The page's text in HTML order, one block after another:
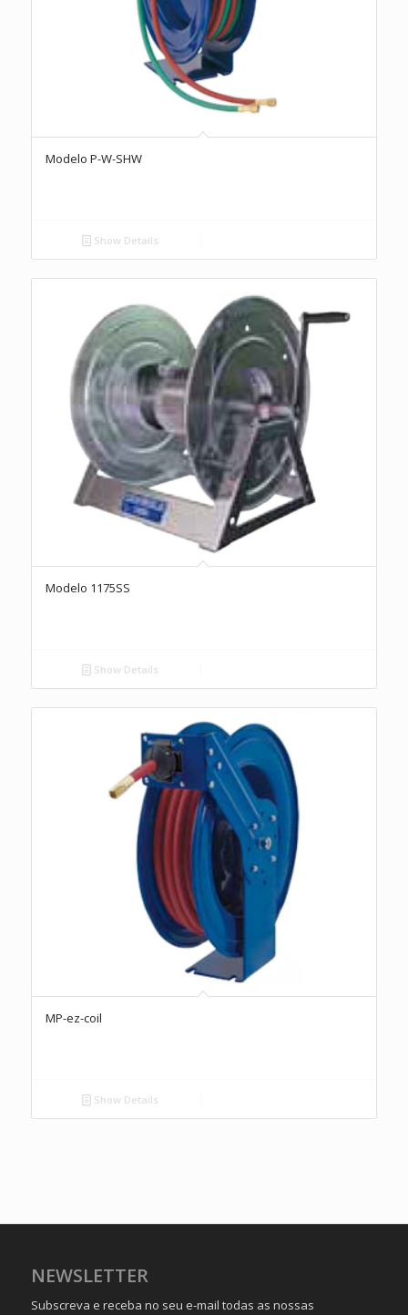
Modelo P-W-SHW
Show Details
Modelo 1175SS
Show Details
MP-ez-coil
Show Details
NEWSLETTER
Subscreva e receba no seu e-mail todas as nossas